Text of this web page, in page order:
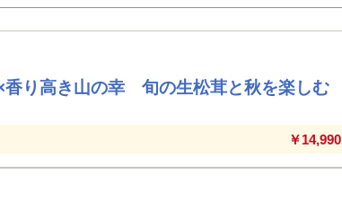
香り高き山の幸 旬の生松茸と秋を楽しむ
￥14,990